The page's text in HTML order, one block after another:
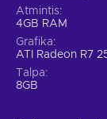
Atmintis
4GB RAM
Grafika
ATI Radeon R7
Talpa
8GB